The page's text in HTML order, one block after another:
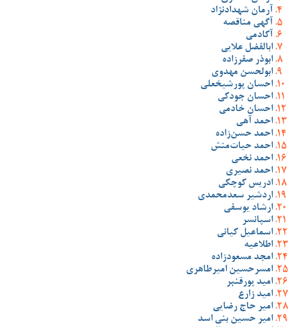
آرمان شهدادنژاد
آگهی مناقصه
آکادمی
ابالفضل علایی
ابوذر صفرزاده
ابولحسن مهدوی
احسان پورشیخعلی
احسان جودکی
احسان خادمی
احمد آهی
احمد حسن‌زاده
احمد حیات‌منش
احمد نخعی
احمد نصیری
ادریس کوچکی
اردشیر سعدمحمدی
ارشاد یوسفی
اسپانسر
اسماعیل کیانی
اطلاعیه
امجد مسعودزاده
امسرحسین امیرطاهری
امید پورقنبر
امید زارع
امیر حاج رضایی
امیر حسین بنی اسد